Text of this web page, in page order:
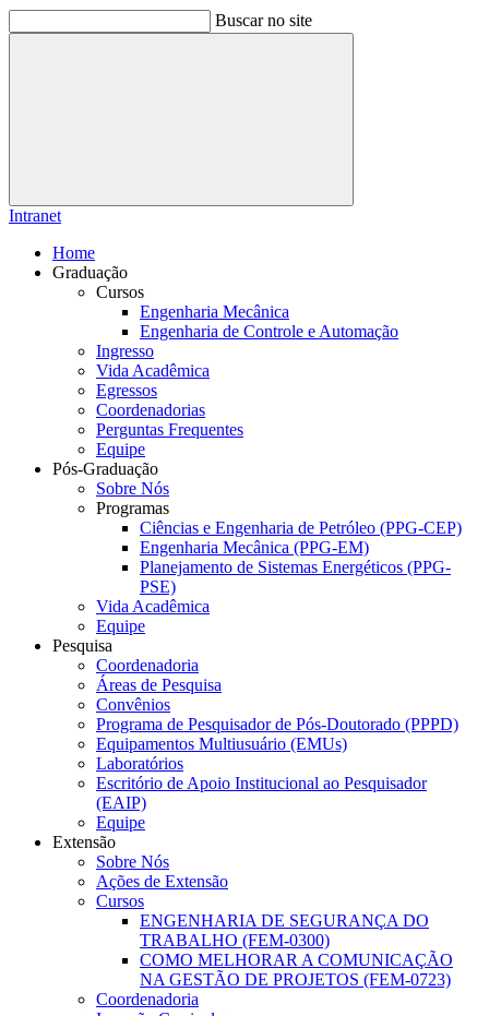
Buscar no site
Buscar
Intranet
Home
Graduação
Cursos
Engenharia Mecânica
Engenharia de Controle e Automação
Ingresso
Vida Acadêmica
Egressos
Coordenadorias
Perguntas Frequentes
Equipe
Pós-Graduação
Sobre Nós
Programas
Ciências e Engenharia de Petróleo (PPG-CEP)
Engenharia Mecânica (PPG-EM)
Planejamento de Sistemas Energéticos (PPG-
PSE)
Vida Acadêmica
Equipe
Pesquisa
Coordenadoria
Áreas de Pesquisa
Convênios
Programa de Pesquisador de Pós-Doutorado (PPPD)
Equipamentos Multiusuário (EMUs)
Laboratórios
Escritório de Apoio Institucional ao Pesquisador
(EAIP)
Equipe
Extensão
Sobre Nós
Ações de Extensão
Cursos
ENGENHARIA DE SEGURANÇA DO
TRABALHO (FEM-0300)
COMO MELHORAR A COMUNICAÇÃO
NA GESTÃO DE PROJETOS (FEM-0723)
Coordenadoria